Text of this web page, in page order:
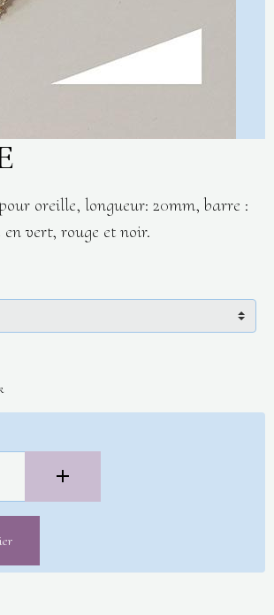
oreille, longueur: 20mm, barre :
vert, rouge et noir.